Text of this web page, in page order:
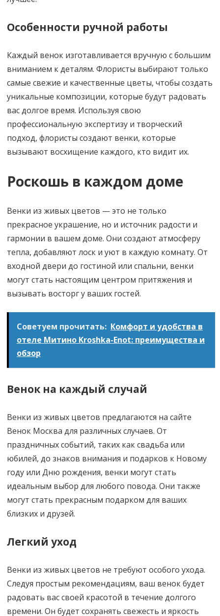
Особенности ручной работы
Каждый венок изготавливается вручную с большим
вниманием к деталям. Флористы выбирают только
самые свежие и качественные цветы, чтобы создать
уникальные композиции, которые будут радовать
вас долгое время. Используя свою
профессиональную экспертизу и творческий
подход, флористы создают венки, которые
вызывают восхищение каждого, кто видит их.
Роскошь в каждом доме
Венки из живых цветов — это не только
прекрасное украшение, но и источник радости и
гармонии в вашем доме. Они создают атмосферу
тепла, добавляют лоск и уют в каждую комнату. От
входной двери до гостиной или спальни, венки
могут стать настоящим центром притяжения и
вызывать восторг у ваших гостей.
Советуем прочитать: Комфорт и удобства в
отеле Митино Kroshka-Enot: преимущества и
обзор
Венок на каждый случай
Венки из живых цветов предлагаются на сайте
Венок Москва для различных случаев. От
праздничных событий, таких как свадьба или
юбилей, до знаков внимания и подарков к Новому
году или Дню рождения, венки могут стать
идеальным выбор для любого повода. Они также
могут стать прекрасным подарком для ваших
близких и друзей.
Легкий уход
Венки из живых цветов не требуют особого ухода.
Следуя простым рекомендациям, ваш венок будет
радовать вас своей красотой в течение долгого
времени. Он будет сохранять свежесть и яркость